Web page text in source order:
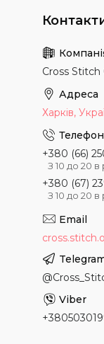
Cross Stitch
Харків,
+380 (66)
З 10 до 20 в
+380 (67)
З 10 до 20 в